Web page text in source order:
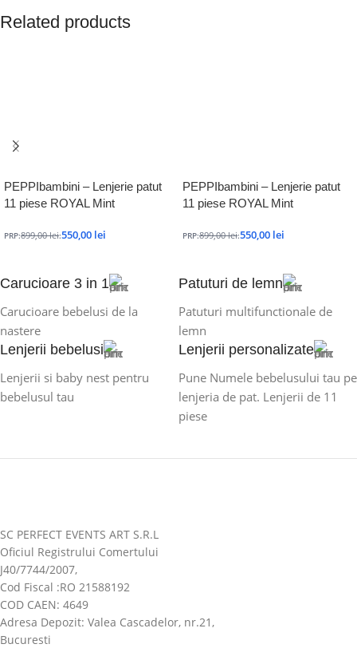
Related products
PEPPIbambini – Lenjerie patut
11 piese ROYAL Mint
PRP:899,00lei:550,00 lei
PEPPIbambini – Lenjerie patut
11 piese ROYAL Mint
PRP:899,00lei:550,00 lei
Carucioare 3 in 1
Carucioare bebelusi de la
nastere
Patuturi de lemn
Patuturi multifunctionale de
lemn
Lenjerii bebelusi
Lenjerii si baby nest pentru
bebelusul tau
Lenjerii personalizate
Pune Numele bebelusului tau pe
lenjeria de pat. Lenjerii de 11
piese
SC PERFECT EVENTS ART S.R.L
Oficiul Registrului Comertului
J40/7744/2007,
Cod Fiscal :RO 21588192
COD CAEN: 4649
Adresa Depozit: Valea Cascadelor, nr.21,
Bucuresti